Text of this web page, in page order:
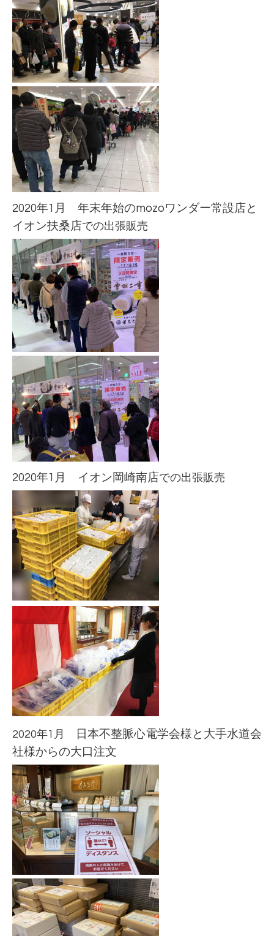
2020年1月 年末年始のmozoワンダー常設店と
イオン扶桑店での出張販売
2020年1月 イオン岡崎南 店での出張販売
2020年1月
日本不整脈心電学会様と大手水道会
社様からの大口注文